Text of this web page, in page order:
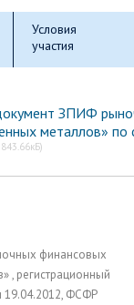
Условия
участия
ЗПИФ
металлов»
финансовых
, регистрационный
19.04.2012, ФСФР